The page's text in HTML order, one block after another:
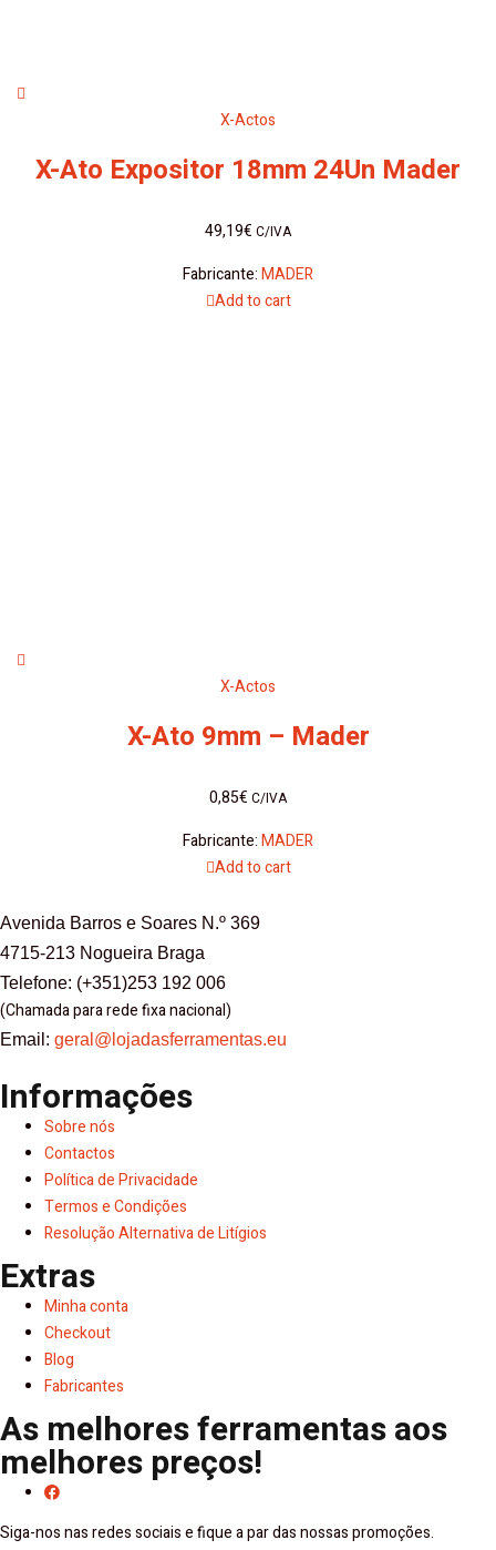
X-Actos
X-Ato Expositor 18mm 24Un Mader
49,19€ C/IVA
Fabricante:MADER
Add to cart
X-Actos
X-Ato 9mm – Mader
0,85€ C/IVA
Fabricante:MADER
Add to cart
Avenida Barros e Soares N.º 369
4715-213 Nogueira Braga
Telefone: (+351)253 192 006
(Chamada para rede fixa nacional)
Email: geral@lojadasferramentas.eu
Informações
Sobre nós
Contactos
Política de Privacidade
Termos e Condições
Resolução Alternativa de Litígios
Extras
Minha conta
Checkout
Blog
Fabricantes
As melhores ferramentas aos
melhores preços!
Siga-nos nas redes sociais e fique a par das nossas promoções.